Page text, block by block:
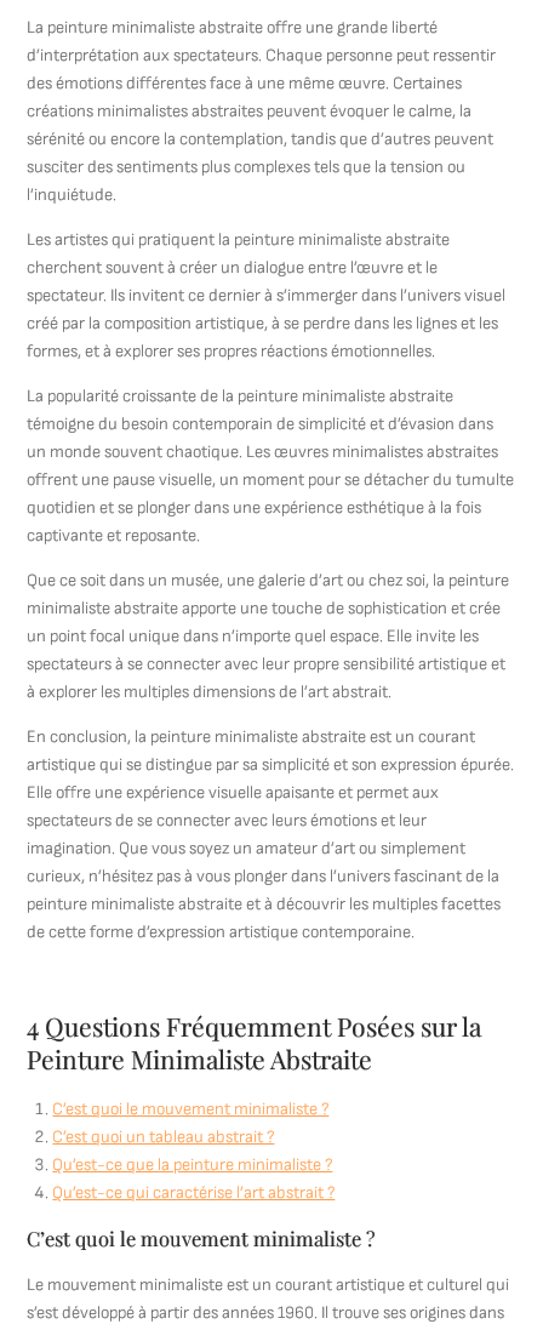
La peinture minimaliste abstraite offre une grande liberté
d’interprétation aux spectateurs. Chaque personne peut ressentir
des émotions différentes face à une même œuvre. Certaines
créations minimalistes abstraites peuvent évoquer le calme, la
sérénité ou encore la contemplation, tandis que d’autres peuvent
susciter des sentiments plus complexes tels que la tension ou
l’inquiétude.
Les artistes qui pratiquent la peinture minimaliste abstraite
cherchent souvent à créer un dialogue entre l’œuvre et le
spectateur. Ils invitent ce dernier à s’immerger dans l’univers visuel
créé par la composition artistique, à se perdre dans les lignes et les
formes, et à explorer ses propres réactions émotionnelles.
La popularité croissante de la peinture minimaliste abstraite
témoigne du besoin contemporain de simplicité et d’évasion dans
un monde souvent chaotique. Les œuvres minimalistes abstraites
offrent une pause visuelle, un moment pour se détacher du tumulte
quotidien et se plonger dans une expérience esthétique à la fois
captivante et reposante.
Que ce soit dans un musée, une galerie d’art ou chez soi, la peinture
minimaliste abstraite apporte une touche de sophistication et crée
un point focal unique dans n’importe quel espace. Elle invite les
spectateurs à se connecter avec leur propre sensibilité artistique et
à explorer les multiples dimensions de l’art abstrait.
En conclusion, la peinture minimaliste abstraite est un courant
artistique qui se distingue par sa simplicité et son expression épurée.
Elle offre une expérience visuelle apaisante et permet aux
spectateurs de se connecter avec leurs émotions et leur
imagination. Que vous soyez un amateur d’art ou simplement
curieux, n’hésitez pas à vous plonger dans l’univers fascinant de la
peinture minimaliste abstraite et à découvrir les multiples facettes
de cette forme d’expression artistique contemporaine.
4 Questions Fréquemment Posées sur la
Peinture Minimaliste Abstraite
C’est quoi le mouvement minimaliste ?
C’est quoi un tableau abstrait ?
Qu’est-ce que la peinture minimaliste ?
Qu’est-ce qui caractérise l’art abstrait ?
C’est quoi le mouvement minimaliste ?
Le mouvement minimaliste est un courant artistique et culturel qui
s’est développé à partir des années 1960. Il trouve ses origines dans